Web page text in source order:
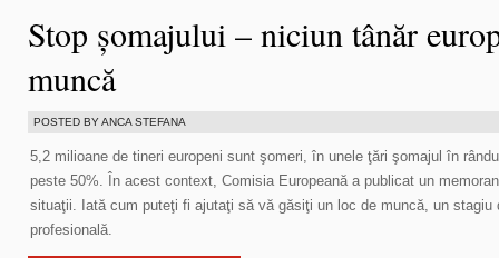
Stop șomajului – niciun tânăr
muncă
POSTED BY ANCA STEFANA
5,2 milioane de tineri europeni sunt şomeri, în unele ţări şomajul în
peste 50%. În acest context, Comisia Europeană a publicat un
situaţii. Iată cum puteţi fi ajutaţi să vă găsiţi un loc de muncă, un stagiu
profesională.